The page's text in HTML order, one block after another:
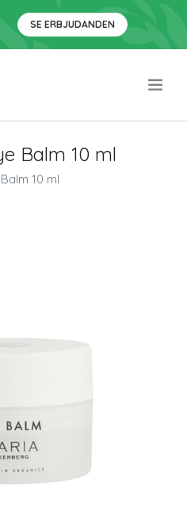
SE ERBJUDANDEN
Balm 10 ml
10 ml